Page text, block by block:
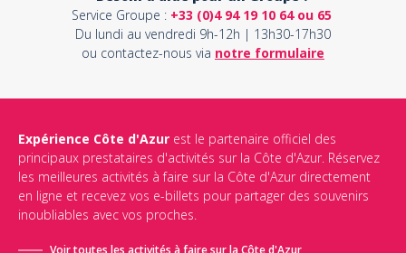
Service Groupe : +33 (0)4 94 19 10 64 ou 65
Du lundi au vendredi 9h-12h | 13h30-17h30
ou contactez-nous via notre formulaire
Expérience Côte d'Azur est le partenaire officiel des
principaux prestataires d'activités sur la Côte d'Azur. Réservez
les meilleures activités à faire sur la Côte d'Azur directement
en ligne et recevez vos e-billets pour partager des souvenirs
inoubliables avec vos proches.
Voir toutes les activités à faire sur la Côte d'Azur